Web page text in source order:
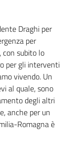
Draghi per
per
con subito lo
per gli interventi
vivendo. Un
al quale, sono
degli altri
anche per un
Romagna è